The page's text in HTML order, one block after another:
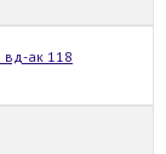
вд-ак 118